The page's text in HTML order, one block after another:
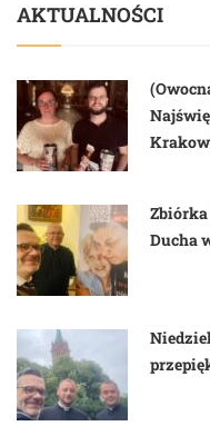
AKTUALNOŚCI
Zbiórka
Ducha